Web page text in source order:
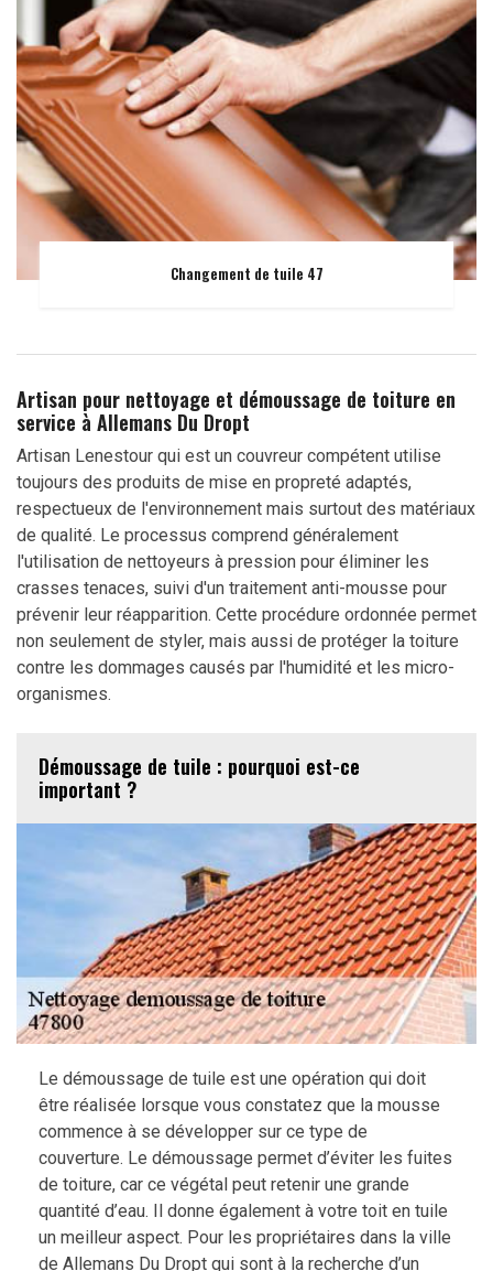
Changement de tuile 47
Artisan pour nettoyage et démoussage de toiture en
service à Allemans Du Dropt
Artisan Lenestour qui est un couvreur compétent utilise
toujours des produits de mise en propreté adaptés,
respectueux de l'environnement mais surtout des matériaux
de qualité. Le processus comprend généralement
l'utilisation de nettoyeurs à pression pour éliminer les
crasses tenaces, suivi d'un traitement anti-mousse pour
prévenir leur réapparition. Cette procédure ordonnée permet
non seulement de styler, mais aussi de protéger la toiture
contre les dommages causés par l'humidité et les micro-
organismes.
Démoussage de tuile : pourquoi est-ce
important ?
Le démoussage de tuile est une opération qui doit
être réalisée lorsque vous constatez que la mousse
commence à se développer sur ce type de
couverture. Le démoussage permet d’éviter les fuites
de toiture, car ce végétal peut retenir une grande
quantité d’eau. Il donne également à votre toit en tuile
un meilleur aspect. Pour les propriétaires dans la ville
de Allemans Du Dropt qui sont à la recherche d’un